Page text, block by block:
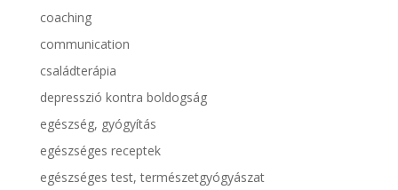
coaching
communication
családterápia
depresszió kontra boldogság
egészség, gyógyítás
egészséges receptek
egészséges test, természetgyógyászat